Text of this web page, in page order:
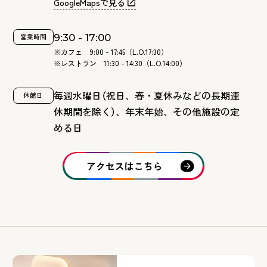
営業時間 9:30 - 17:00
※カフェ 9:00 - 17:45（L.O.17:30）
※レストラン 11:30 - 14:30（L.O.14:00）
休館日 毎週水曜日 （祝日、春・夏休みなどの長期連
休期間を除く ）、年末年始、その他施設の定
める日
アクセスはこちら